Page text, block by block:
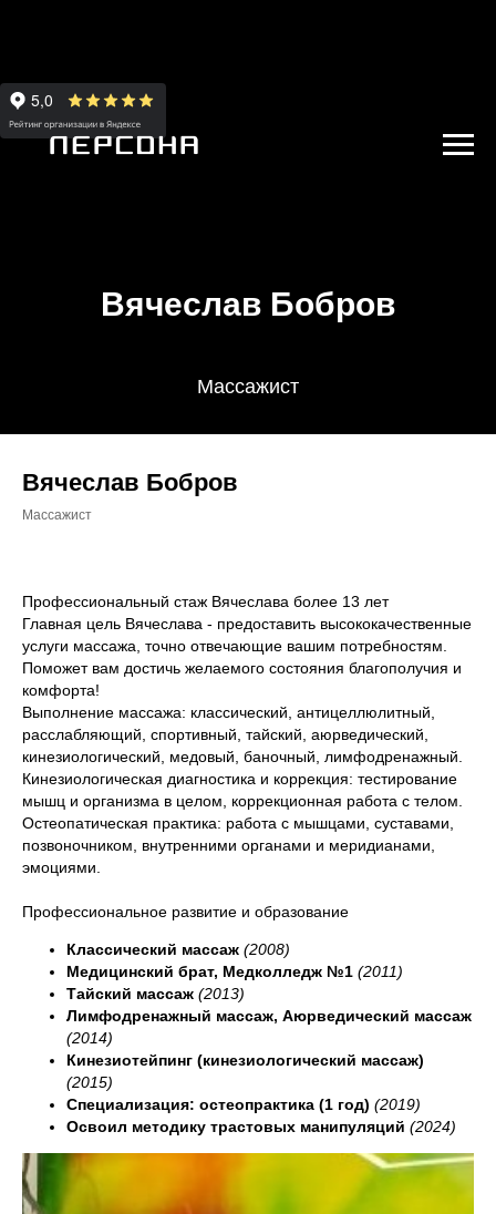
Вячеслав Бобров
Массажист
Вячеслав Бобров
Массажист
Профессиональный стаж Вячеслава более 13 лет
Главная цель Вячеслава - предоставить высококачественные
услуги массажа, точно отвечающие вашим потребностям.
Поможет вам достичь желаемого состояния благополучия и
комфорта!
Выполнение массажа: классический, антицеллюлитный,
расслабляющий, спортивный, тайский, аюрведический,
кинезиологический, медовый, баночный, лимфодренажный.
Кинезиологическая диагностика и коррекция: тестирование
мышц и организма в целом, коррекционная работа с телом.
Остеопатическая практика: работа с мышцами, суставами,
позвоночником, внутренними органами и меридианами,
эмоциями.
Профессиональное развитие и образование
Классический массаж (2008)
Медицинский брат, Медколледж №1 (2011)
Тайский массаж (2013)
Лимфодренажный массаж, Аюрведический массаж
(2014)
Кинезиотейпинг (кинезиологический массаж)
(2015)
Специализация: остеопрактика (1 год) (2019)
Освоил методику трастовых манипуляций (2024)